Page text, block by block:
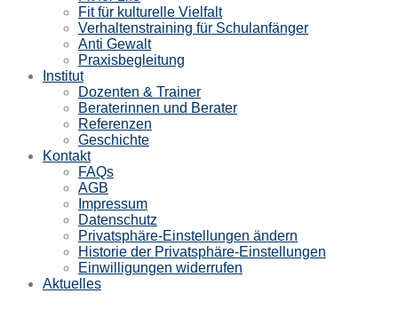
Fit für kulturelle Vielfalt
Verhaltenstraining für Schulanfänger
Anti Gewalt
Praxisbegleitung
Institut
Dozenten & Trainer
Beraterinnen und Berater
Referenzen
Geschichte
Kontakt
FAQs
AGB
Impressum
Datenschutz
Privatsphäre-Einstellungen ändern
Historie der Privatsphäre-Einstellungen
Einwilligungen widerrufen
Aktuelles